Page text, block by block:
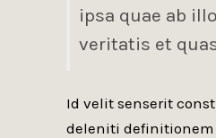
ipsa quae ab
veritatis et
Id velit senserit
deleniti definitionem